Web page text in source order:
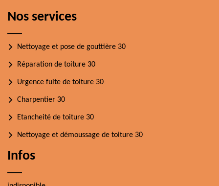
Nos services
Nettoyage et pose de gouttière 30
Réparation de toiture 30
Urgence fuite de toiture 30
Charpentier 30
Etancheité de toiture 30
Nettoyage et démoussage de toiture 30
Infos